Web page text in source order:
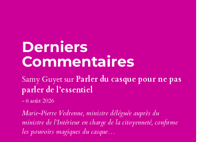
Derniers
Commentaires
Samy GuyetsurParler du casque pour ne pas
parler de l’essentiel
6 août 2026
Marie-Pierre Vedrenne, ministre déléguée auprès du
ministre de l’Intérieur en charge de la citoyenneté, confirme
les pouvoirs magiques du casque…